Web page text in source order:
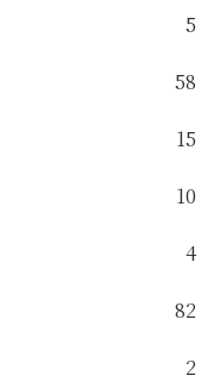
5
58
15
10
4
82
2